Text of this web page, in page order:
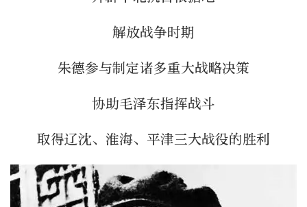
解放战争时期
朱德参与制定诸多重大战略决策
协助毛泽东指挥战斗
取得辽沈、淮海、平津三大战役的胜利